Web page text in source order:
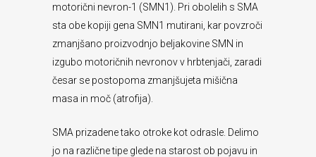
motorični nevron-1 (SMN1). Pri obolelih s SMA
sta obe kopiji gena SMN1 mutirani, kar povzroči
zmanjšano proizvodnjo beljakovine SMN in
izgubo motoričnih nevronov v hrbtenjači, zaradi
česar se postopoma zmanjšujeta mišična
masa in moč (atrofija).
SMA prizadene tako otroke kot odrasle. Delimo
jo na različne tipe glede na starost ob pojavu in